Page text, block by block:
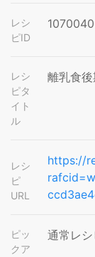
レシ
ピID
レシ
ピタ
イト
ル
離乳食
レシ
ピ
URL
https://
ピッ
クア
通常レ